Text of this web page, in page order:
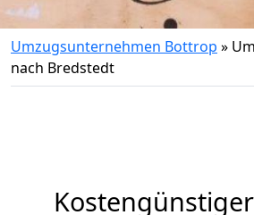
Umzugsunternehmen Bottrop »
nach Bredstedt